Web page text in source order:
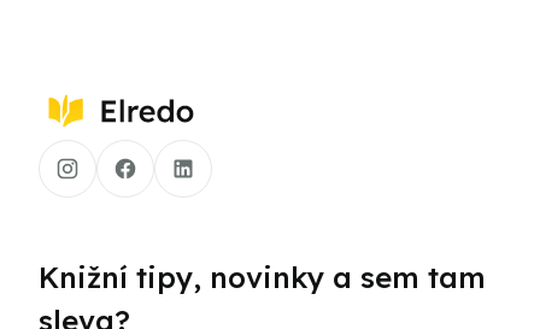
Knižní tipy, novinky a sem tam
sleva?